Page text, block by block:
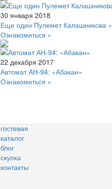
30 января 2018
Еще один Пулемет Калашникова
Ознакомиться »
22 декабря 2017
Автомат АН-94: «Абакан»
Ознакомиться »
гостевая
каталог
блог
скупка
контакты